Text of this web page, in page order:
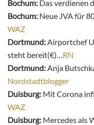
Bochum: Das verdienen
Bochum: Neue JVA für
WAZ
Dortmund:Airportchef
steht bereit(€)…RN
Dortmund:Anja
Nordstadtblogger
Duisburg: Mit Corona
WAZ
Duisburg: Mercedes als